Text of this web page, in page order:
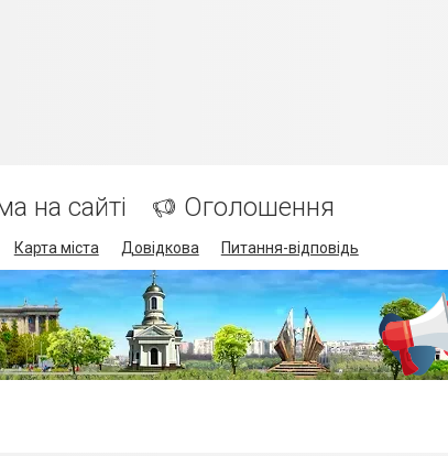
на сайті Оголошення
Карта міста Довідкова Питання-відповідь